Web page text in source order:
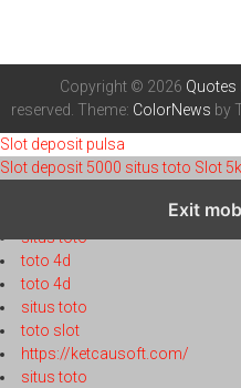
Copyright © 2026 Quotes
reserved. Theme: ColorNews by
Slot deposit pulsa
Slot deposit 5000 situs toto Slot 5k
Exit
situs toto
toto 4d
toto 4d
situs toto
toto slot
https://ketcausoft.com/
situs toto